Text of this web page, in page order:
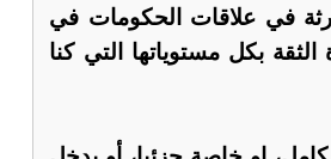
في علاقات الحكومات في
الثقة بكل مستوياتها التي كنا